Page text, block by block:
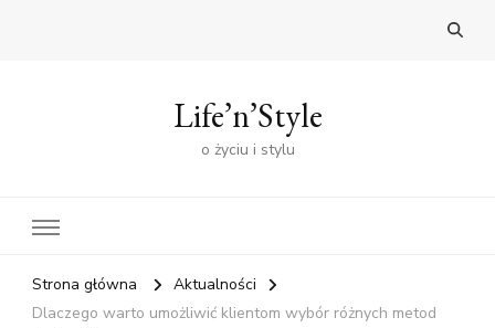
Life’n’Style
o życiu i stylu
Strona główna
Aktualności
Dlaczego warto umożliwić klientom wybór różnych metod